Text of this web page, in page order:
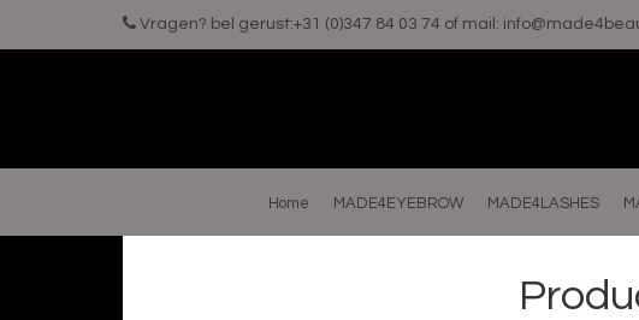
Vragen? bel gerust:+31 (0)347 84 03 74 of mail:
Home MADE4EYEBROW MADE4LASHES